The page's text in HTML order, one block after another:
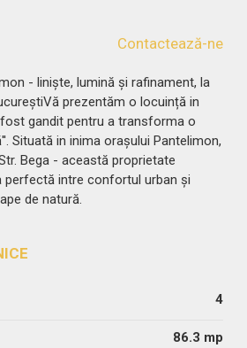
Contactează-ne
- liniște, lumină și rafinament, la
prezentăm o locuință in
gandit pentru a transforma o
Situată in inima orașului Pantelimon,
Bega - această proprietate
perfectă intre confortul urban și
de natură.
4
86.3 mp